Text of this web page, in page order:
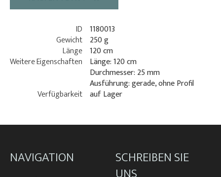
ID 1180013
Gewicht 250 g
Länge 120 cm
Weitere Eigenschaften
Länge: 120 cm
Durchmesser: 25 mm
Ausführung: gerade, ohne Profil
Verfügbarkeit auf Lager
NAVIGATION
SCHREIBEN SIE